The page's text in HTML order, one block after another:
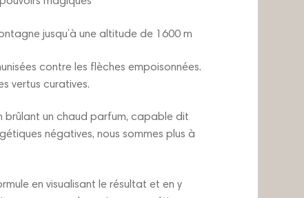
jusqu’à une altitude de 1600 m
contre les flèches empoisonnées.
vertus curatives.
brûlant un chaud parfum, capable dit
négatives, nous sommes plus à
en visualisant le résultat et en y